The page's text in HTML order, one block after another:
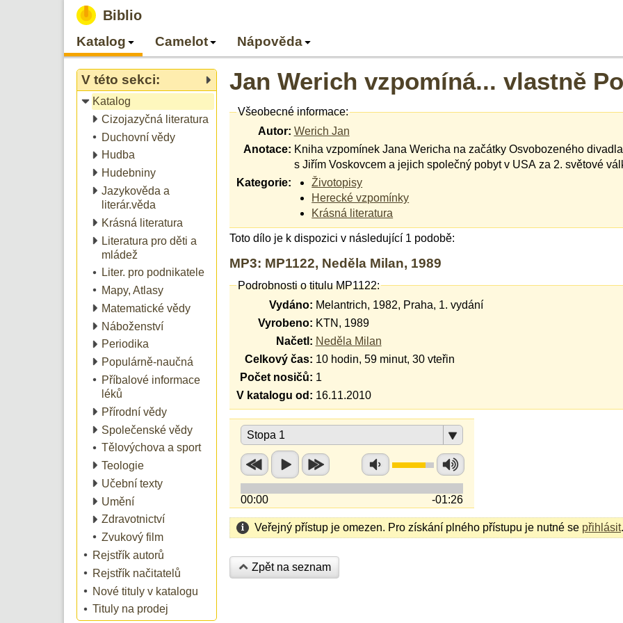
Biblio
Katalog Camelot Nápověda
V této sekci:
Katalog
Cizojazyčná literatura
Duchovní vědy
Hudba
Hudebniny
Jazykověda a
literár.věda
Krásná literatura
Literatura pro děti a
mládež
Liter. pro podnikatele
Mapy, Atlasy
Matematické vědy
Náboženství
Periodika
Populárně-naučná
Příbalové informace
léků
Přírodní vědy
Společenské vědy
Tělovýchova a sport
Teologie
Učební texty
Umění
Zdravotnictví
Zvukový film
Rejstřík autorů
Rejstřík načitatelů
Nové tituly v katalogu
Tituly na prodej
Jan Werich vzpomíná... vlastně
Všeobecné informace:
Autor: Werich Jan
Anotace: Kniha vzpomínek Jana Wericha na začátky Osvobozeného
s Jiřím Voskovcem a jejich společný pobyt v USA za 2. světové
Kategorie:
Životopisy
Herecké vzpomínky
Krásná literatura
Toto dílo je k dispozici v následující 1 podobě:
MP3: MP1122, Neděla Milan, 1989
Podrobnosti o titulu MP1122:
Vydáno: Melantrich, 1982, Praha, 1. vydání
Vyrobeno: KTN, 1989
Načetl: Neděla Milan
Celkový čas: 10 hodin, 59 minut, 30 vteřin
Počet nosičů: 1
V katalogu od: 16.11.2010
Stopa 1
00:00 -01:26
Veřejný přístup je omezen. Pro získání plného přístupu je nutné se přihlásit.
Zpět na seznam